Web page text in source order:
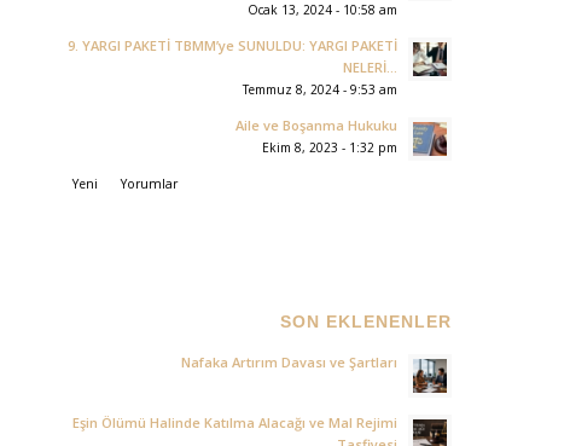
Ocak 13, 2024 - 10:58 am
9. YARGI PAKETİ TBMM’ye SUNULDU: YARGI PAKETİ
NELERİ...
Temmuz 8, 2024 - 9:53 am
Aile ve Boşanma Hukuku
Ekim 8, 2023 - 1:32 pm
Yeni Yorumlar
SON EKLENENLER
Nafaka Artırım Davası ve Şartları
Eşin Ölümü Halinde Katılma Alacağı ve Mal Rejimi